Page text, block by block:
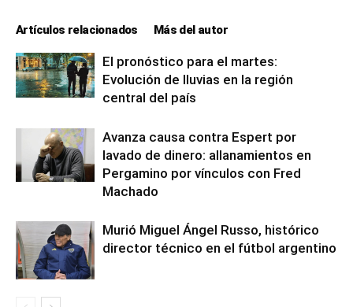
Artículos relacionados Más del autor
El pronóstico para el martes:
Evolución de lluvias en la región
central del país
Avanza causa contra Espert por
lavado de dinero: allanamientos en
Pergamino por vínculos con Fred
Machado
Murió Miguel Ángel Russo, histórico
director técnico en el fútbol argentino